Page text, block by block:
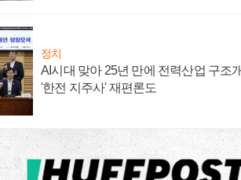
정치
AI시대 맞아 25년 만에 전력산업 구조
'한전 지주사' 재편론도